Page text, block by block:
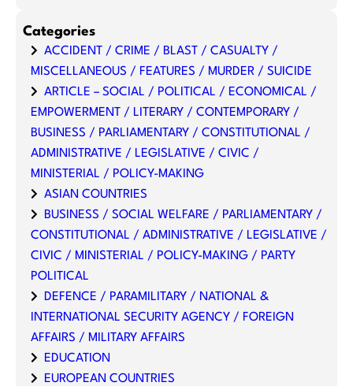
Categories
ACCIDENT / CRIME / BLAST / CASUALTY /
MISCELLANEOUS / FEATURES / MURDER / SUICIDE
ARTICLE – SOCIAL / POLITICAL / ECONOMICAL /
EMPOWERMENT / LITERARY / CONTEMPORARY /
BUSINESS / PARLIAMENTARY / CONSTITUTIONAL /
ADMINISTRATIVE / LEGISLATIVE / CIVIC /
MINISTERIAL / POLICY-MAKING
ASIAN COUNTRIES
BUSINESS / SOCIAL WELFARE / PARLIAMENTARY /
CONSTITUTIONAL / ADMINISTRATIVE / LEGISLATIVE /
CIVIC / MINISTERIAL / POLICY-MAKING / PARTY
POLITICAL
DEFENCE / PARAMILITARY / NATIONAL &
INTERNATIONAL SECURITY AGENCY / FOREIGN
AFFAIRS / MILITARY AFFAIRS
EDUCATION
EUROPEAN COUNTRIES